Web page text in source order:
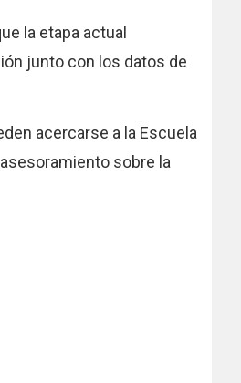
la etapa actual
junto con los datos de
acercarse a la Escuela
sobre la